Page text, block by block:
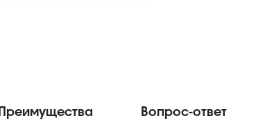
Преимущества Вопрос-ответ